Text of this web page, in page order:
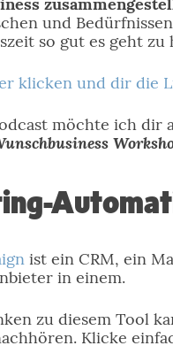
und
so gut es geht zu
klicken und dir die
möchte ich dir
ist ein CRM, ein
in einem.
zu diesem Tool
Klicke